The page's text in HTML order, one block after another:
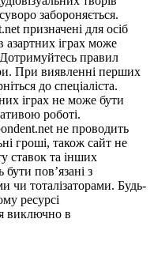
забороняється.
призначені для осіб
азартних іграх може
правил
При виявленні перших
до спеціаліста.
іграх не може бути
роботі.
не проводить
гроші, також сайт не
ставок та інших
бути пов’язані з
чи тоталізаторами. Будь-
ресурсі
виключно в